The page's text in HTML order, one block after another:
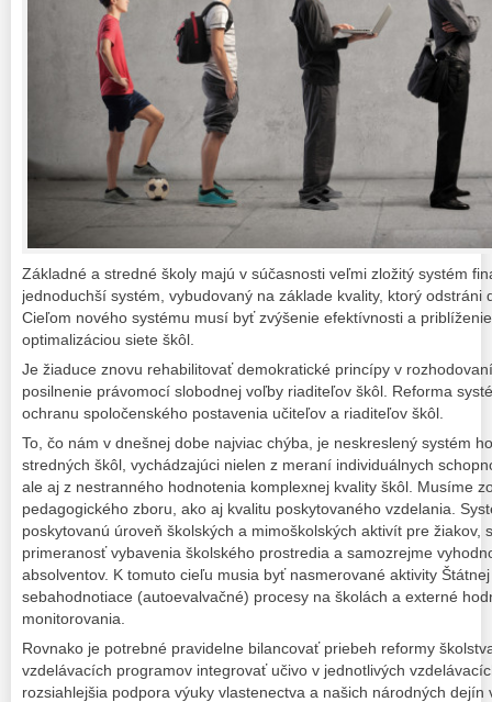
Základné a stredné školy majú v súčasnosti veľmi zložitý systém
jednoduchší systém, vybudovaný na základe kvality, ktorý odstráni
Cieľom nového systému musí byť zvýšenie efektívnosti a
optimalizáciou siete škôl.
Je žiaduce znovu rehabilitovať demokratické princípy v
posilnenie právomocí slobodnej voľby riaditeľov škôl. Reforma
ochranu spoločenského postavenia učiteľov a riaditeľov škôl.
To, čo nám v dnešnej dobe najviac chýba, je neskreslený systém
stredných škôl, vychádzajúci nielen z meraní individuálnych
ale aj z nestranného hodnotenia komplexnej kvality škôl. Musíme
pedagogického zboru, ako aj kvalitu poskytovaného vzdelania.
poskytovanú úroveň školských a mimoškolských aktivít pre žiakov,
primeranosť vybavenia školského prostredia a samozrejme
absolventov. K tomuto cieľu musia byť nasmerované aktivity
sebahodnotiace (autoevalvačné) procesy na školách a externé
monitorovania.
Rovnako je potrebné pravidelne bilancovať priebeh reformy
vzdelávacích programov integrovať učivo v jednotlivých
rozsiahlejšia podpora výuky vlastenectva a našich národných dejín